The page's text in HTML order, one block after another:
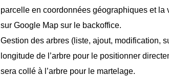
parcelle en coordonnées géographiques et
sur Google Map sur le backoffice.
Gestion des arbres (liste, ajout, modification,
longitude de l’arbre pour le positionner
sera collé à l’arbre pour le martelage.